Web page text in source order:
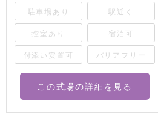
駐車場あり 駅近く
控室あり 宿泊可
付添い安置可 バリアフリー
この式場の詳細を見る